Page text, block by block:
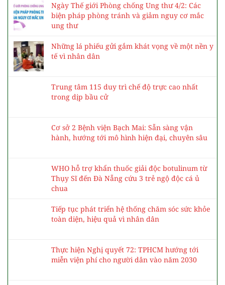
Ngày Thế giới Phòng chống Ung thư 4/2: Các
biện pháp phòng tránh và giảm nguy cơ mắc
ung thư
Những lá phiếu gửi gắm khát vọng về một nền y
tế vì nhân dân
Trung tâm 115 duy trì chế độ trực cao nhất
trong dịp bầu cử
Cơ sở 2 Bệnh viện Bạch Mai: Sẵn sàng vận
hành, hướng tới mô hình hiện đại, chuyên sâu
WHO hỗ trợ khẩn thuốc giải độc botulinum từ
Thụy Sĩ đến Đà Nẵng cứu 3 trẻ ngộ độc cá ủ
chua
Tiếp tục phát triển hệ thống chăm sóc sức khỏe
toàn diện, hiệu quả vì nhân dân
Thực hiện Nghị quyết 72: TPHCM hướng tới
miễn viện phí cho người dân vào năm 2030